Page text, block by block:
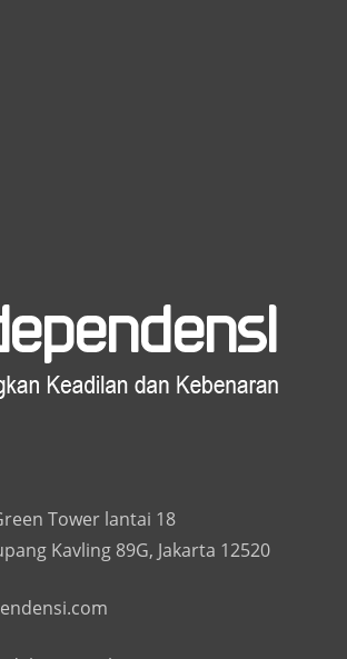
Tower lantai 18
Kavling 89G, Jakarta 12520